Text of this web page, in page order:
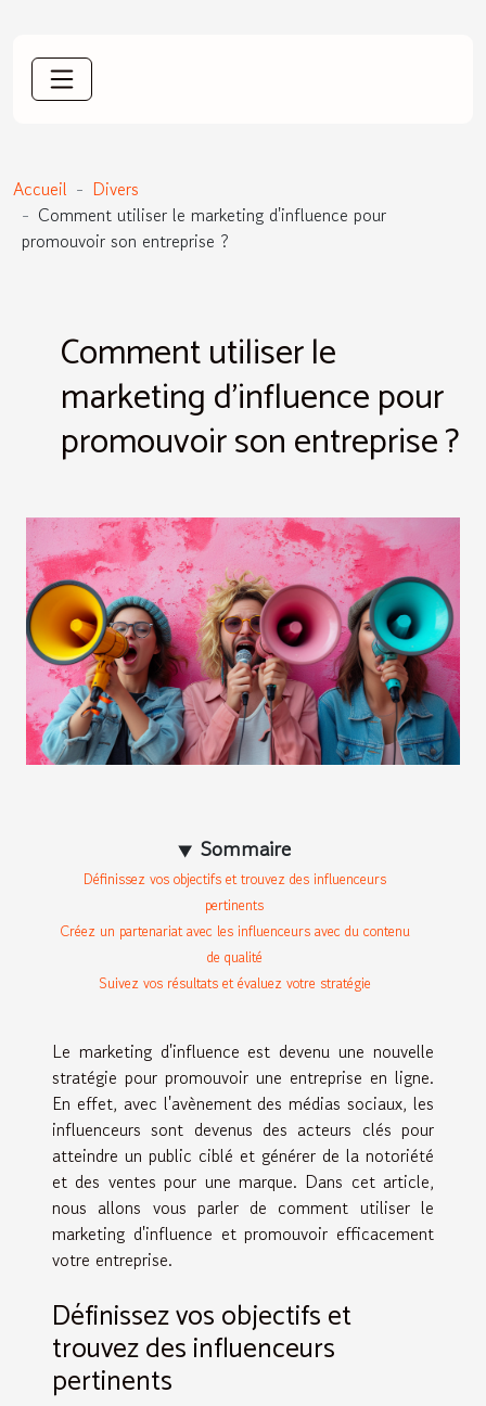
Accueil
Divers
Comment utiliser le marketing d'influence pour
promouvoir son entreprise ?
Comment utiliser le
marketing d'influence pour
promouvoir son entreprise ?
Sommaire
Définissez vos objectifs et trouvez des influenceurs
pertinents
Créez un partenariat avec les influenceurs avec du contenu
de qualité
Suivez vos résultats et évaluez votre stratégie
Le marketing d'influence est devenu une nouvelle
stratégie pour promouvoir une entreprise en ligne.
En effet, avec l'avènement des médias sociaux, les
influenceurs sont devenus des acteurs clés pour
atteindre un public ciblé et générer de la notoriété
et des ventes pour une marque. Dans cet article,
nous allons vous parler de comment utiliser le
marketing d'influence et promouvoir efficacement
votre entreprise.
Définissez vos objectifs et
trouvez des influenceurs
pertinents